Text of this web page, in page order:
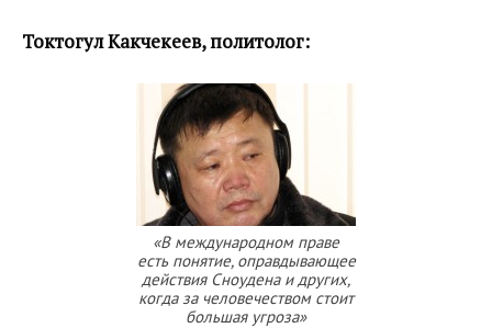
Токтогул Какчекеев, политолог:
«В международном праве
есть понятие, оправдывающее
действия Сноудена и других,
когда за человечеством стоит
большая угроза»